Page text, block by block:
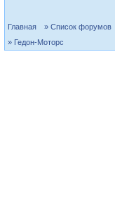
Главная » Список форумов
» Гедон-Моторс